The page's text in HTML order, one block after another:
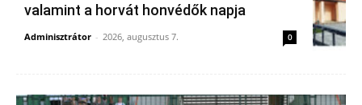
valamint a horvát honvédők napja
Adminisztrátor - 2026, augusztus 7. 0